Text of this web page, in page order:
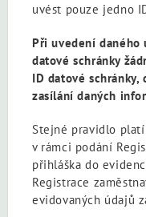
uvést pouze jedno
Při uvedení daného
datové schránky
ID datové
zasílání daných
Stejné pravidlo
v rámci podání
přihláška do
Registrace
evidovaných údajů